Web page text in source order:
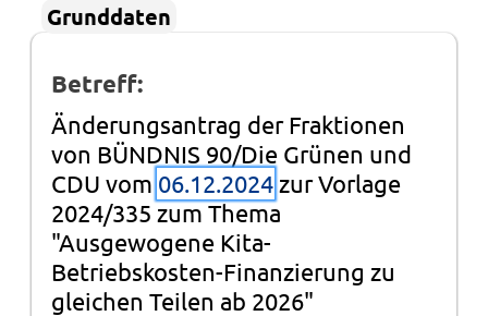
Grunddaten
Betreff:
Änderungsantrag der Fraktionen
von BÜNDNIS 90/Die Grünen und
CDU vom 06.12.2024 zur Vorlage
2024/335 zum Thema
"Ausgewogene Kita-
Betriebskosten-Finanzierung zu
gleichen Teilen ab 2026"